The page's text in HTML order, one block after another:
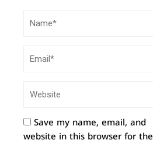
Save my name, email, and
website in this browser for the